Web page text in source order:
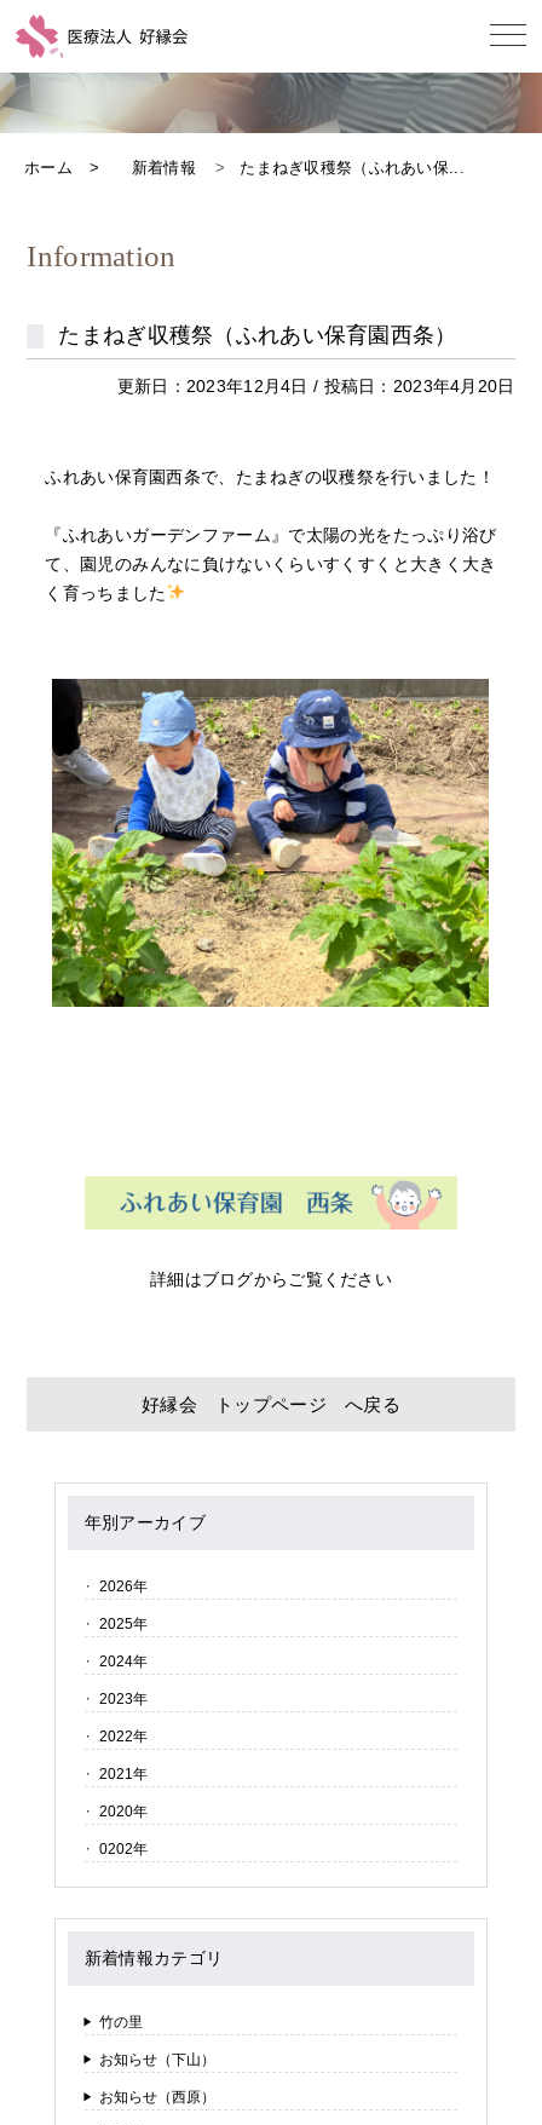
ホーム 新着情報 たまねぎ収穫祭（ふれあい保...
Information
たまねぎ収穫祭（ふれあい保育園西条）
更新日：2023年12月4日 / 投稿日：2023年4月20日
ふれあい保育園西条で、たまねぎの収穫祭を行いました！
『ふれあいガーデンファーム』で太陽の光をたっぷり浴び
て、園児のみんなに負けないくらいすくすくと大きく大き
く育っちました
詳細はブログからご覧ください
好縁会 トップページ へ戻る
年別アーカイブ
2026年
2025年
2024年
2023年
2022年
2021年
2020年
0202年
新着情報カテゴリ
竹の里
お知らせ（下山）
お知らせ（西原）